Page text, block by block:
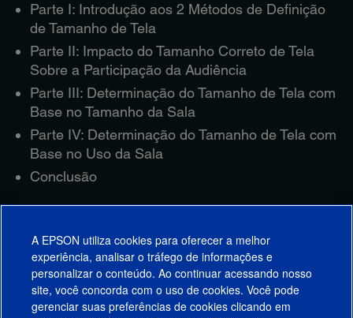
Parte I: Introdução aos 2 Métodos de Definição
de Tamanho de Tela
Parte II: Impacto do Tamanho Correto de Tela
Sobre a Participação da Audiência
Parte III: Determinação do Tamanho de Tela com
Base no Tamanho da Sala
Parte IV: Determinação do Tamanho de Tela com
Base no Uso da Sala
Conclusão
A EPSON utiliza cookies para oferecer a melhor
experiência, analisar o tráfego de informações e
personalizar o conteúdo. Ao continuar acessando nosso
site, você concorda com o uso de cookies. Você pode
gerenciar suas preferências de cookies clicando em